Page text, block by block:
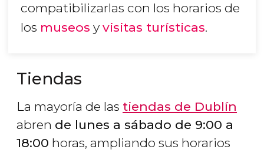
compatibilizarlas con los horarios de
los museos y visitas turísticas.
Tiendas
La mayoría de las tiendas de Dublín
abren de lunes a sábado de 9:00 a
18:00 horas, ampliando sus horarios